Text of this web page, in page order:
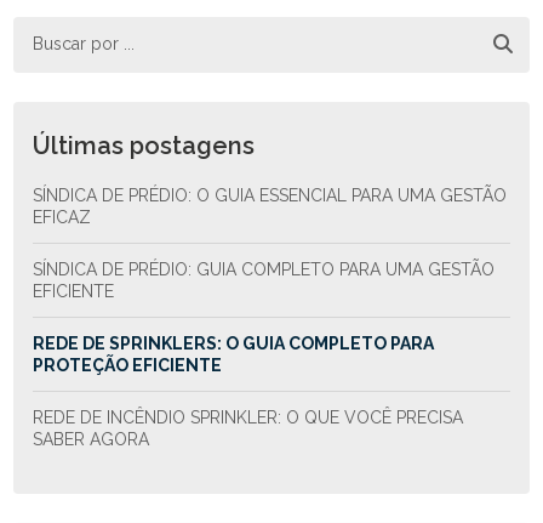
Últimas postagens
SÍNDICA DE PRÉDIO: O GUIA ESSENCIAL PARA UMA GESTÃO
EFICAZ
SÍNDICA DE PRÉDIO: GUIA COMPLETO PARA UMA GESTÃO
EFICIENTE
REDE DE SPRINKLERS: O GUIA COMPLETO PARA
PROTEÇÃO EFICIENTE
REDE DE INCÊNDIO SPRINKLER: O QUE VOCÊ PRECISA
SABER AGORA